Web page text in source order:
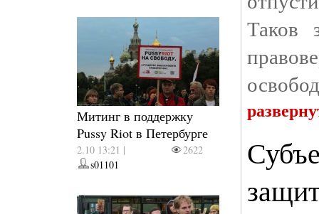
Митинг в поддержку
Pussy Riot в Петербурге
2.10 13:21 |
2622
s01101
Таков